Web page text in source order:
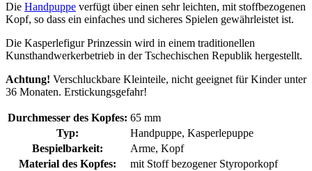
Die Handpuppe verfügt über einen sehr leichten, mit stoffbezogenen
Kopf, so dass ein einfaches und sicheres Spielen gewährleistet ist.
Die Kasperlefigur Prinzessin wird in einem traditionellen
Kunsthandwerkerbetrieb in der Tschechischen Republik hergestellt.
Achtung! Verschluckbare Kleinteile, nicht geeignet für Kinder unter
36 Monaten. Erstickungsgefahr!
Durchmesser des Kopfes: 65 mm
Typ:
Handpuppe, Kasperlepuppe
Bespielbarkeit:
Arme, Kopf
Material des Kopfes:
mit Stoff bezogener Styroporkopf